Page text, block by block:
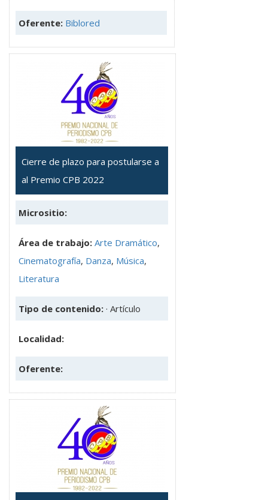
Oferente: Biblored
Cierre de plazo para postularse a
al Premio CPB 2022
Micrositio:
Área de trabajo: Arte Dramático,
Cinematografía, Danza, Música,
Literatura
Tipo de contenido: · Artículo
Localidad:
Oferente: